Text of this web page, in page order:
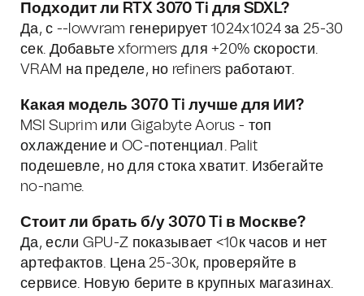
Подходит ли RTX 3070 Ti для SDXL?
Да, с --lowvram генерирует 1024x1024 за 25-30
сек. Добавьте xformers для +20% скорости.
VRAM на пределе, но refiners работают.
Какая модель 3070 Ti лучше для ИИ?
MSI Suprim или Gigabyte Aorus - топ
охлаждение и OC-потенциал. Palit
подешевле, но для стока хватит. Избегайте
no-name.
Стоит ли брать б/у 3070 Ti в Москве?
Да, если GPU-Z показывает <10к часов и нет
артефактов. Цена 25-30к, проверяйте в
сервисе. Новую берите в крупных магазинах.